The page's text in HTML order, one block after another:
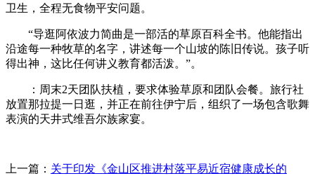
卫生，全程无食物平安问题。
“导逛阿依波力简曲是一部活的草原百科全书。他能指出
沿途每一种牧草的名字，讲述每一个山坡的陈旧传说。孩子听
得出神，这比任何讲义教育都活泼。”。
：周末2天团队扶植，要求体验草原和团队会餐。旅行社
放置那拉提一日逛，并正在前往伊宁后，组织了一场包含歌舞
表演的天井式维吾尔族家宴。
上一篇： 关于印发《金山区推进村落平易近宿健康成长的